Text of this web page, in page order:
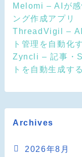
Melomi – AIが感
ング作成アプリ
ThreadVigil – AI
ト管理を自動化
Zyncli – 記事・
トを自動生成す
Archives
2026年8月